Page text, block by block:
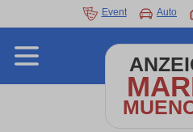
Event Auto